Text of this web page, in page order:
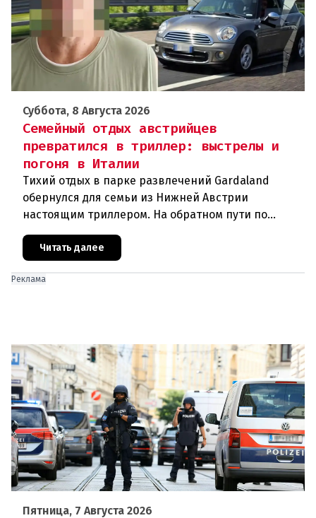
Суббота, 8 Августа 2026
Семейный отдых австрийцев
превратился в триллер: выстрелы и
погоня в Италии
Тихий отдых в парке развлечений Gardaland
обернулся для семьи из Нижней Австрии
настоящим триллером. На обратном пути по
подверглась обстрелу, за которым
Читать далее
Реклама
Пятница, 7 Августа 2026